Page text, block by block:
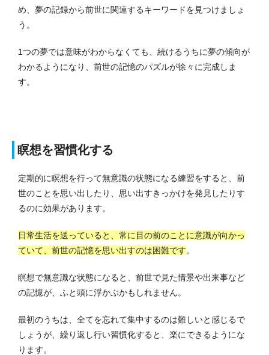
め、夢の記録から前世に関連するキーワードを見つけましょ
う。
1つの夢では意味がわからなくても、続けるうちに夢の傾向が
わかるようになり、前世の記憶のパズルが徐々に完成しま
す。
瞑想を習慣化する
定期的に瞑想を行って無意識の状態になる練習をすると、前
世のことを思い出したり、思い出すきっかけを発見したりす
るのに効果があります。
日常生活を送っていると、常に目の前のことに意識が向かっ
ていて、前世の記憶を思い出すのは困難です。
瞑想で無意識な状態になると、前世で見た情景や出来事など
の記憶が、ふと頭に浮かぶかもしれません。
最初のうちは、全てを忘れて集中するのは難しいと感じるで
しょうが、繰り返し行い習慣化すると、楽にできるようにな
ります。